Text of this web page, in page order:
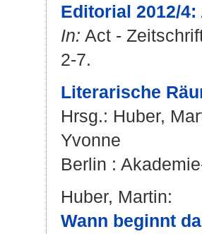
Editorial 2012/
In: Act -
2-7.
Literarische
Hrsg.: Huber,
Yvonne
Berlin :
Huber, Martin:
Wann beginnt